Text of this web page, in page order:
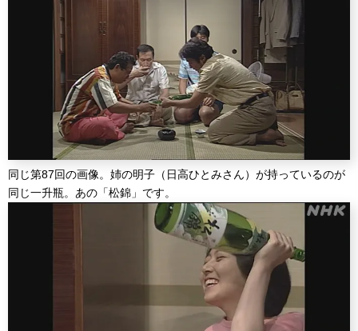
同じ第87回の画像。姉の明子（日高ひとみさん）が持っているのが
同じ一升瓶。あの「松錦」です。